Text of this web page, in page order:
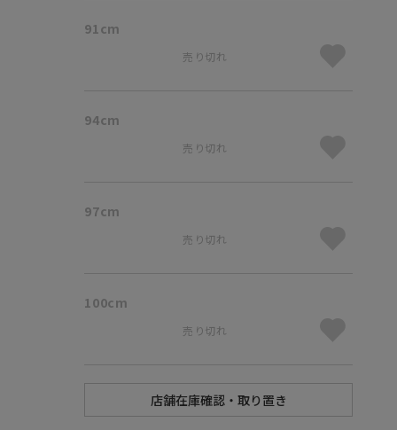
91cm
売り切れ
94cm
売り切れ
97cm
売り切れ
100cm
売り切れ